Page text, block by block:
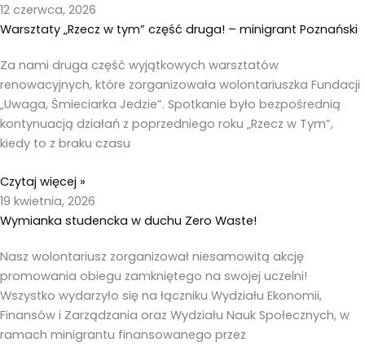
12 czerwca, 2026
Warsztaty „Rzecz w tym” część druga! – minigrant Poznański
Za nami druga część wyjątkowych warsztatów
renowacyjnych, które zorganizowała wolontariuszka Fundacji
„Uwaga, Śmieciarka Jedzie”. Spotkanie było bezpośrednią
kontynuacją działań z poprzedniego roku „Rzecz w Tym”,
kiedy to z braku czasu
Czytaj więcej »
19 kwietnia, 2026
Wymianka studencka w duchu Zero Waste!
Nasz wolontariusz zorganizował niesamowitą akcję
promowania obiegu zamkniętego na swojej uczelni!
Wszystko wydarzyło się na łączniku Wydziału Ekonomii,
Finansów i Zarządzania oraz Wydziału Nauk Społecznych, w
ramach minigrantu finansowanego przez